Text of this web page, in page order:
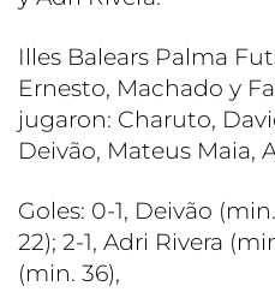
Illes Balears Palma
Ernesto, Machado y
jugaron: Charuto,
Deivão, Mateus Maia,
Goles: 0-1, Deivão
22); 2-1, Adri Rivera
(min. 36),